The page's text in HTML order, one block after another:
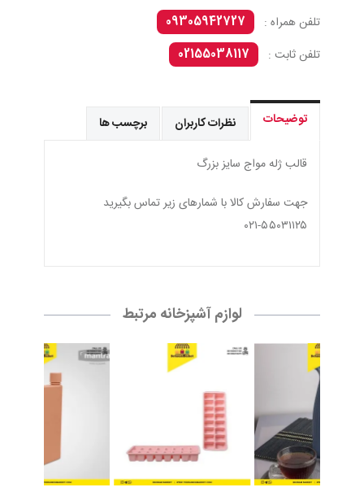
تلفن همراه :
09305942727
تلفن ثابت :
02155038117
توضیحات نظرات کاربران برچسب ها
قالب ژله مواج سایز بزرگ
جهت سفارش كالا با شمارهاى زير تماس بگیرید
۰۲۱-۵۵۰۳۱۱۲۵
لوازم آشپزخانه مرتبط